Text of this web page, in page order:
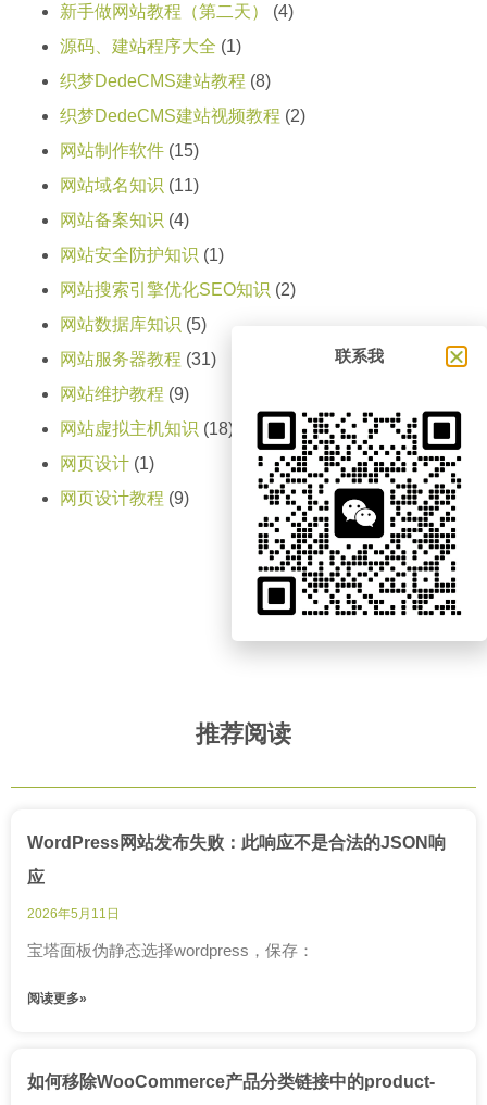
新手做网站教程（第二天）
(4)
源码、建站程序大全 (1)
织梦DedeCMS建站教程 (8)
织梦DedeCMS建站视频教程 (2)
网站制作软件 (15)
网站域名知识 (11)
网站备案知识 (4)
网站安全防护知识 (1)
网站搜索引擎优化SEO知识 (2)
网站数据库知识 (5)
网站服务器教程 (31)
网站维护教程 (9)
网站虚拟主机知识 (18)
网页设计 (1)
网页设计教程 (9)
推荐阅读
WordPress网站发布失败：此响应不是合法的JSON响
应
2026年5月11日
宝塔面板伪静态选择wordpress，保存：
阅读更多»
如何移除WooCommerce产品分类链接中的product-
联系我